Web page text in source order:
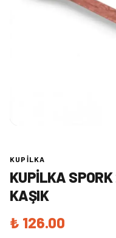
KUPILKA
KUPILKA
KAŞIK
₺ 126.00